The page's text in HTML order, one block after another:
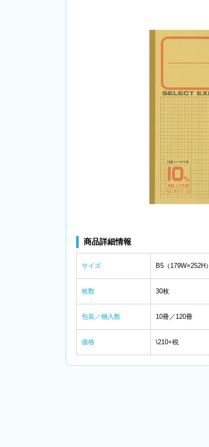
商品詳細情報
サイズ B5（179W×252H）
枚数 30枚
包装／梱入数 10冊／120冊
価格 \210+税